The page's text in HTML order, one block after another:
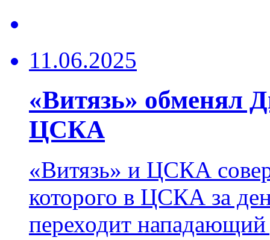
11.06.2025
«Витязь» обменял
ЦСКА
«Витязь» и ЦСКА
которого в ЦСКА за
переходит